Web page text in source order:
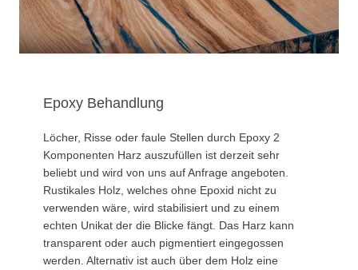
Epoxy Behandlung
Löcher, Risse oder faule Stellen durch Epoxy 2
Komponenten Harz auszufüllen ist derzeit sehr
beliebt und wird von uns auf Anfrage angeboten.
Rustikales Holz, welches ohne Epoxid nicht zu
verwenden wäre, wird stabilisiert und zu einem
echten Unikat der die Blicke fängt. Das Harz kann
transparent oder auch pigmentiert eingegossen
werden. Alternativ ist auch über dem Holz eine